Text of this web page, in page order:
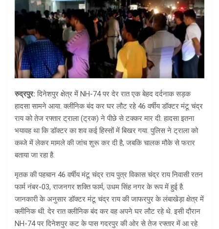
रुद्रपुर:दिनेशपुर क्षेत्र में NH-74 पर देर रात एक बेहद दर्दनाक सड़क
हादसा सामने आया. क्लीनिक बंद कर घर लौट रहे 46 वर्षीय डॉक्टर मंटू चंद्र
राय को तेज रफ्तार ट्राला (ट्रक) ने पीछे से टक्कर मार दी. हादसा इतना
भयावह था कि डॉक्टर का शव कई हिस्सों में बिखर गया. पुलिस ने ट्राला को
कब्जे में लेकर मामले की जांच शुरू कर दी है, जबकि चालक मौके से फरार
बताया जा रहा है.
मृतक की पहचान 46 वर्षीय मंटू चंद्र राय पुत्र विकास चंद्र राय निवासी रतन
फार्म नंबर-03, राजनगर शक्ति फार्म, उधम सिंह नगर के रूप में हुई है.
जानकारी के अनुसार डॉक्टर मंटू चंद्र राय की जाफरपुर के लंबाखेड़ा क्षेत्र में
क्लीनिक थी. देर रात क्लीनिक बंद कर वह अपने घर लौट रहे थे. इसी दौरान
NH-74 पर दिनेशपुर कट के पास गदरपुर की ओर से तेज रफ्तार में आ रहे